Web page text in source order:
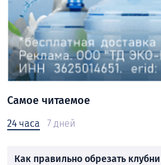
Самое читаемое
24 часа 7 дней
Как правильно обрезать